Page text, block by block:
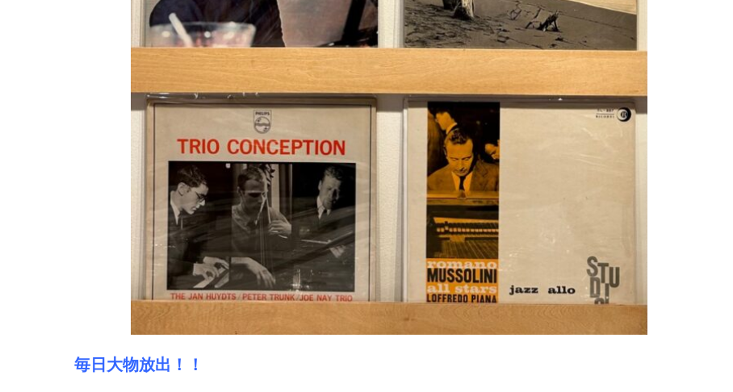
毎日大物放出！！